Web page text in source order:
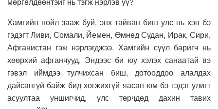
Хамгийн нойл зааж буй, энх тайван биш улс нь хэн бэ
гэдэгт Ливи, Сомали, Йемен, Өмнөд Судан, Ирак, Сири,
Афганистан гэж нэрлэгджээ. Хамгийн сүүл баригч нь
хөөрхий афганчууд. Эндээс би юу хэлэх санаатай вэ
гэвэл иймдээ тулчихсан биш, дотооддоо алалдах
дайсангүй байж бид хөгжихгүй яасан юм бэ гэдэг улигт
асуултаа уншигчид, улс төрчдөд дахин тавих